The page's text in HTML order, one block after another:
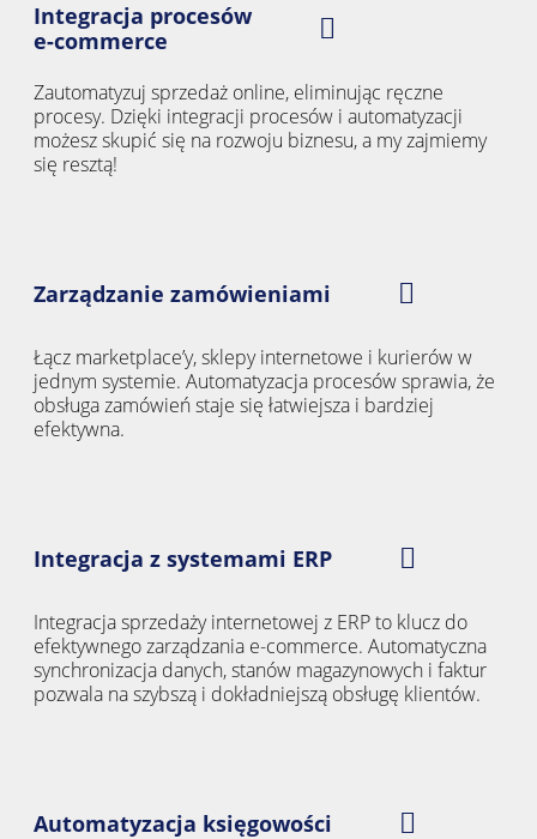
Integracja procesów
e-commerce
Zautomatyzuj sprzedaż online, eliminując ręczne
procesy. Dzięki integracji procesów i automatyzacji
możesz skupić się na rozwoju biznesu, a my zajmiemy
się resztą!
Zarządzanie zamówieniami
Łącz marketplace’y, sklepy internetowe i kurierów w
jednym systemie. Automatyzacja procesów sprawia, że
obsługa zamówień staje się łatwiejsza i bardziej
efektywna.
Integracja z systemami ERP
Integracja sprzedaży internetowej z ERP to klucz do
efektywnego zarządzania e-commerce. Automatyczna
synchronizacja danych, stanów magazynowych i faktur
pozwala na szybszą i dokładniejszą obsługę klientów.
Automatyzacja księgowości